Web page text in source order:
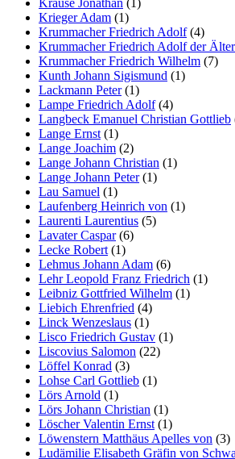
Krause Jonathan (1)
Krieger Adam (1)
Krummacher Friedrich Adolf(4)
Krummacher Friedrich Adolf der
Krummacher Friedrich Wilhelm (7)
Kunth Johann Sigismund (1)
Lackmann Peter(1)
Lampe Friedrich Adolf(4)
Langbeck Emanuel Christian Gottlieb
Lange Ernst(1)
Lange Joachim (2)
Lange Johann Christian (1)
Lange Johann Peter(1)
Lau Samuel (1)
Laufenberg Heinrich von (1)
Laurenti Laurentius (5)
Lavater Caspar(6)
Lecke Robert(1)
Lehmus Johann Adam (6)
Lehr Leopold Franz Friedrich (1)
Leibniz Gottfried Wilhelm (1)
Liebich Ehrenfried (4)
Linck Wenzeslaus (1)
Lisco Friedrich Gustav (1)
Liscovius Salomon (22)
Löffel Konrad (3)
Lohse Carl Gottlieb (1)
Lörs Arnold (1)
Lörs Johann Christian (1)
Löscher Valentin Ernst(1)
Löwenstern Matthäus Apelles von (3)
Ludämilie Elisabeth Gräfin von